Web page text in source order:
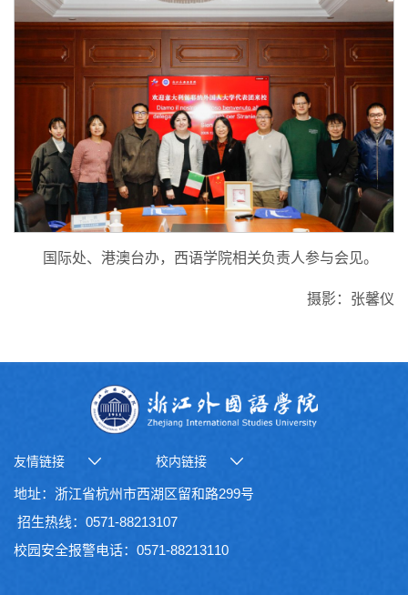
国际处、港澳台办，西语学院相关负责人参与会见。
摄影：张馨仪
友情链接 校内链接
地址：浙江省杭州市西湖区留和路299号
招生热线：0571-88213107
校园安全报警电话：0571-88213110